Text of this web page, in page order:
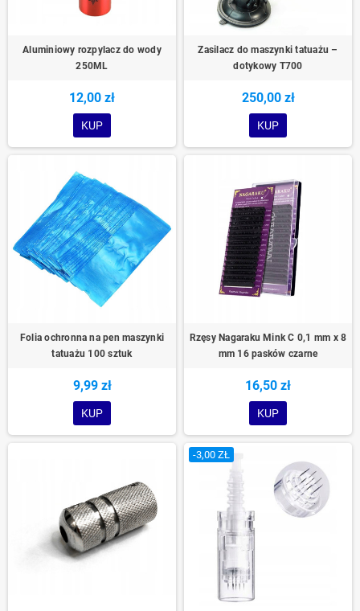
Aluminiowy rozpylacz do wody
250ML
12,00 zł
KUP
Zasilacz do maszynki tatuażu –
dotykowy T700
250,00 zł
KUP
Folia ochronna na pen maszynki
tatuażu 100 sztuk
9,99 zł
KUP
Rzęsy Nagaraku Mink C 0,1 mm x 8
mm 16 pasków czarne
16,50 zł
KUP
-3,00 ZŁ